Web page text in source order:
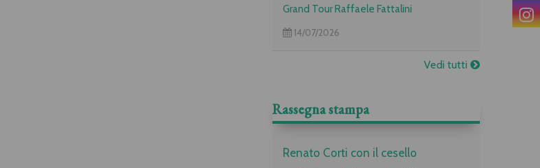
Grand Tour Raffaele Fattalini
14/07/2026
Vedi tutti
Rassegna stampa
Renato Corti con il cesello